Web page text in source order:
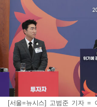
[서울=뉴시스] 고범준 기자 =